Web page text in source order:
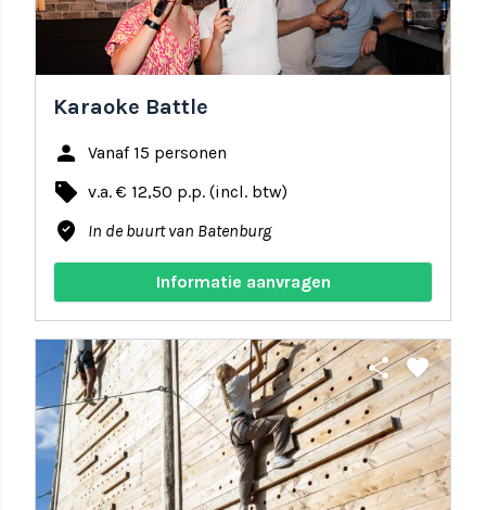
Karaoke Battle
person Vanaf 15 personen
local_offer v.a. € 12,50 p.p. (incl. btw)
where_to_vote In de buurt van Batenburg
Informatie aanvragen
share favorite